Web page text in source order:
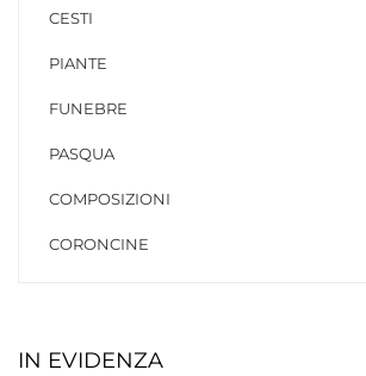
CESTI
PIANTE
FUNEBRE
PASQUA
COMPOSIZIONI
CORONCINE
IN EVIDENZA